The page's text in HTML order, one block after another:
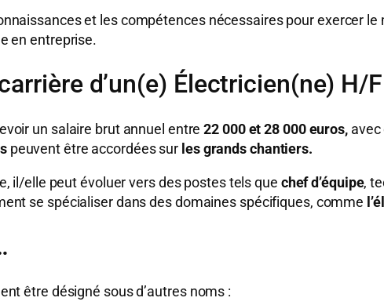
et les compétences nécessaires pour exercer
en entreprise.
d’un(e) Électricien(ne) H/F
un salaire brut annuel entre 22 000 et 28 000 euros,avec
peuvent être accordées sur les grands chantiers.
il/elle peut évoluer vers des postes tels que chef d’équipe,
se spécialiser dans des domaines spécifiques, comme
être désigné sous d’autres noms :